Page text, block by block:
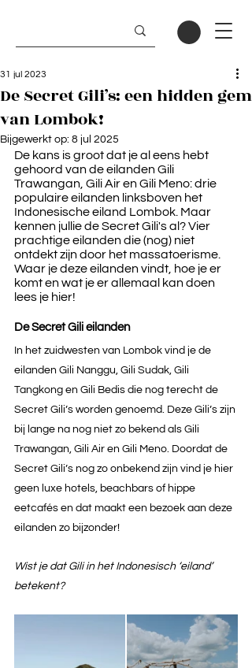
De Secret Gili’s: een hidden gem
van Lombok!
31 jul 2023
Bijgewerkt op: 8 jul 2025
De kans is groot dat je al eens hebt
gehoord van de eilanden Gili
Trawangan, Gili Air en Gili Meno: drie
populaire eilanden linksboven het
Indonesische eiland Lombok. Maar
kennen jullie de Secret Gili's al? Vier
prachtige eilanden die (nog) niet
ontdekt zijn door het massatoerisme.
Waar je deze eilanden vindt, hoe je er
komt en wat je er allemaal kan doen
lees je hier!
De Secret Gili eilanden
In het zuidwesten van Lombok vind je de
eilanden Gili Nanggu, Gili Sudak, Gili
Tangkong en Gili Bedis die nog terecht de
Secret Gili’s worden genoemd. Deze Gili’s zijn
bij lange na nog niet zo bekend als Gili
Trawangan, Gili Air en Gili Meno. Doordat de
Secret Gili’s nog zo onbekend zijn vind je hier
geen luxe hotels, beachbars of hippe
eetcafés en dat maakt een bezoek aan deze
eilanden zo bijzonder!
Wist je dat Gili in het Indonesisch ‘eiland’
betekent?